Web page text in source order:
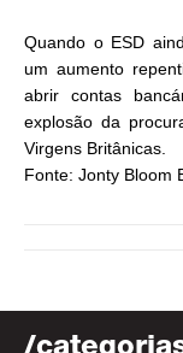
Quando o ESD
um aumento
abrir contas
explosão da
Virgens Britânicas.
Fonte: Jonty Bloom